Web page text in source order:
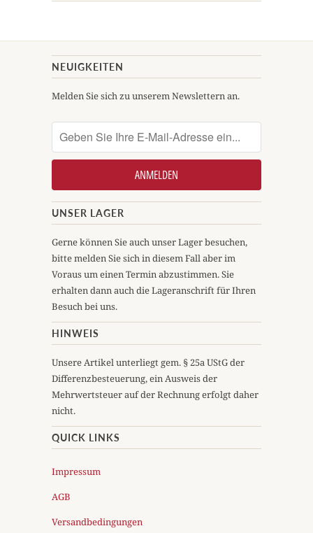
NEUIGKEITEN
Melden Sie sich zu unserem Newslettern an.
UNSER LAGER
Gerne können Sie auch unser Lager besuchen,
bitte melden Sie sich in diesem Fall aber im
Voraus um einen Termin abzustimmen. Sie
erhalten dann auch die Lageranschrift für Ihren
Besuch bei uns.
HINWEIS
Unsere Artikel unterliegt gem. § 25a UStG der
Differenzbesteuerung, ein Ausweis der
Mehrwertsteuer auf der Rechnung erfolgt daher
nicht.
QUICK LINKS
Impressum
AGB
Versandbedingungen